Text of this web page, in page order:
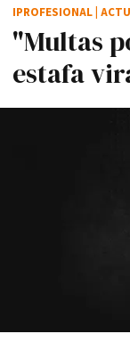
"Multas
estafa
IPROFESIONAL